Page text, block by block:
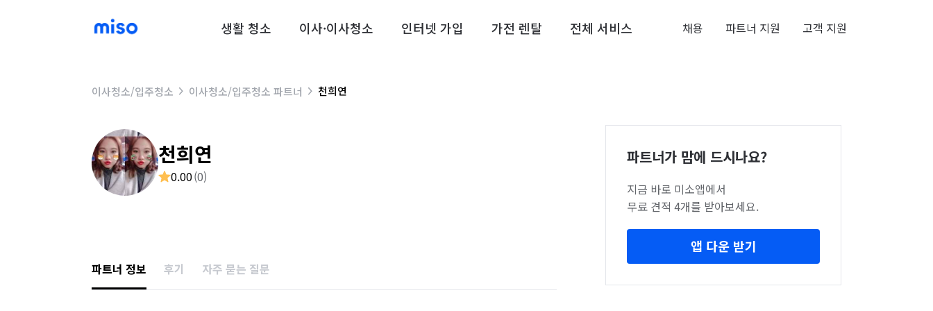
생활 청소 이사·이사청소 인터넷 가입 가전 렌탈 전체 서비스 채용 파트너 지원 고객 지원
이사청소/입주청소 이사청소/입주청소 파트너 천희연
천희연
0.00(0)
파트너 정보 후기 자주 묻는 질문
파트너가 맘에 드시나요?
지금 바로 미소앱에서
무료 견적 4개를 받아보세요.
앱 다운 받기